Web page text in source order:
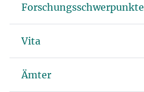
Forschungsschwerpunkte
Vita
Ämter